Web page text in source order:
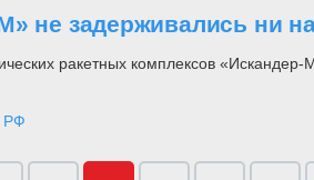
не задерживались ни
ракетных комплексов
РФ